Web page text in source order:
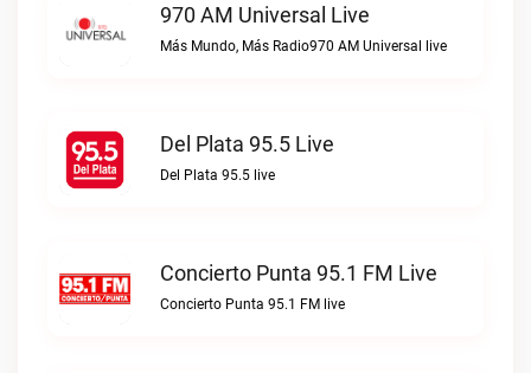
970 AM Universal Live
Más Mundo, Más Radio970 AM Universal live
Del Plata 95.5 Live
Del Plata 95.5 live
Concierto Punta 95.1 FM Live
Concierto Punta 95.1 FM live